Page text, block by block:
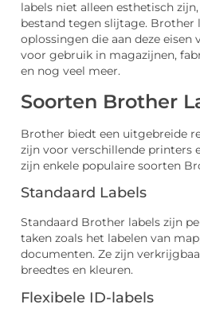
labels niet alleen esthetisch
bestand tegen slijtage. Brother
oplossingen die aan deze eisen
voor gebruik in magazijnen,
en nog veel meer.
Soorten Brother
Brother biedt een uitgebreide
zijn voor verschillende printers
zijn enkele populaire soorten
Standaard Labels
Standaard Brother labels zijn
taken zoals het labelen van
documenten. Ze zijn
breedtes en kleuren.
Flexibele ID-labels